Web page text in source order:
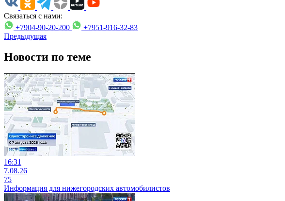
Связаться с нами:
+7904-90-20-200
+7951-916-32-83
Предыдущая
Новости по теме
16:31
7.08.26
75
Информация для нижегородских автомобилистов